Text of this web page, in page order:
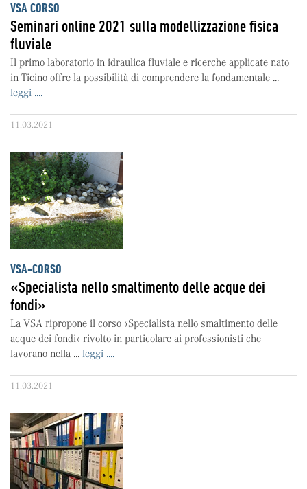
VSA CORSO
Seminari online 2021 sulla modellizzazione fisica
fluviale
Il primo laboratorio in idraulica fluviale e ricerche applicate nato
in Ticino offre la possibilità di comprendere la fondamentale ...
leggi ....
11.03.2021
VSA-CORSO
«Specialista nello smaltimento delle acque dei
fondi»
La VSA ripropone il corso «Specialista nello smaltimento delle
acque dei fondi» rivolto in particolare ai professionisti che
lavorano nella ... leggi ....
11.03.2021